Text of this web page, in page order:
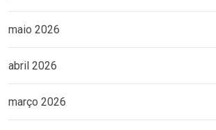
maio 2026
abril 2026
março 2026